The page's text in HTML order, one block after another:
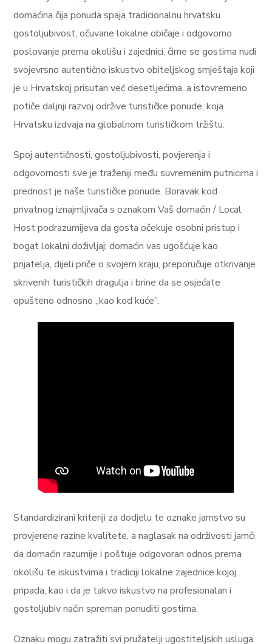
domaćina čija ponuda spaja tradicionalnu hrvatsku
gostoljubivost, očuvane lokalne običaje i odgovorno
poslovanje prema okolišu i zajednici, čime se gostima nudi
svojevrsno autentično iskustvo obiteljskog smještaja koji
je u Hrvatskoj prisutan već desetljećima, a istovremeno
potiče daljnji razvoj održive turističke ponude, koja
Hrvatsku izdvaja na globalnom turističkom tržištu.
Spoj autentičnosti, gostoljubivosti, povjerenja i
odgovornosti sve je traženiji među suvremenim putnicima i
prednost je naše turističke ponude. Boravak kod
privatnog iznajmljivača s oznakom Vaš domaćin / Local
Host podrazumijeva da gosta očekuje osobni pristup i
bogat lokalni doživljaj: domaćin vas ugošćuje kao
prijatelja, dijeli priče o svojem kraju, preporučuje otkrivanje
skrivenih turističkih dragulja i brine da se osjećate
opušteno odnosno „kao kod kuće”.
Standardizirani kriteriji za dodjelu te oznake jamstvo su
provjerene razine kvalitete, a naglasak na održivosti jamči
da domaćin razumije i poštuje odgovoran odnos prema
okolišu te iskustvima i tradiciji lokalne zajednice kojoj
pripada, kao i da je takvo iskustvo na profesionalan i
gostoljubiv način spreman ponuditi gostima.
Oznaku mogu zatražiti svi pružatelji ugostiteljskih usluga